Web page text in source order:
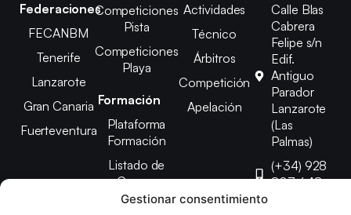
Gestionar consentimiento
Federaciones
FECANBM
Tenerife
Lanzarote
Gran Canaria
Fuerteventura
Competiciones
Pista
Competiciones
Playa
Formación
Plataforma
Formación
Listado de
Cursos
Actividades
Técnico
Árbitros
Competición
Apelación
Calle Blas
Cabrera
Felipe s/n
Edif.
Antiguo
Parador
Lanzarote
(Las
Palmas)
(+34) 928
807 648